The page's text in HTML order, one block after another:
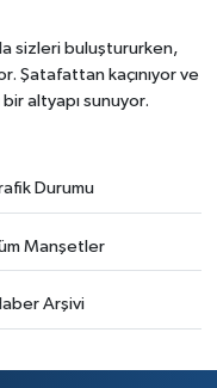
sizleri buluştururken,
Şatafattan kaçınıyor ve
altyapı sunuyor.
Durumu
Manşetler
Arşivi